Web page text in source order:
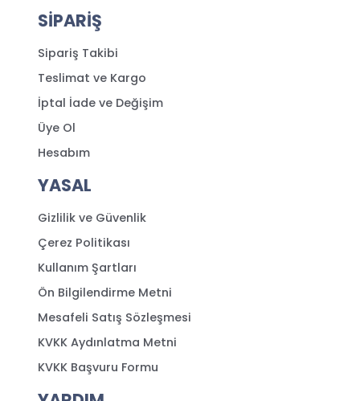
SİPARİŞ
Sipariş Takibi
Teslimat ve Kargo
İptal İade ve Değişim
Üye Ol
Hesabım
YASAL
Gizlilik ve Güvenlik
Çerez Politikası
Kullanım Şartları
Ön Bilgilendirme Metni
Mesafeli Satış Sözleşmesi
KVKK Aydınlatma Metni
KVKK Başvuru Formu